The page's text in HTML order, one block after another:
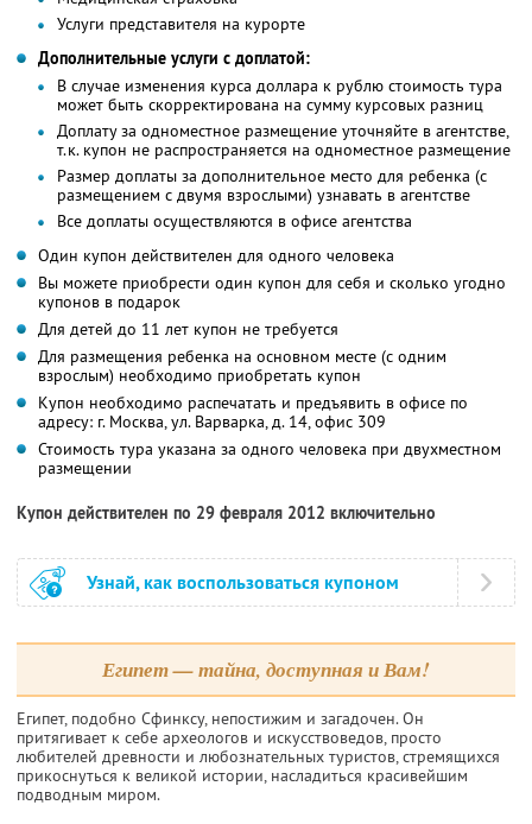
Услуги представителя на курорте
Дополнительные услуги с доплатой:
В случае изменения курса доллара к рублю стоимость тура
может быть скорректирована на сумму курсовых разниц
Доплату за одноместное размещение уточняйте в агентстве,
т.к. купон не распространяется на одноместное размещение
Размер доплаты за дополнительное место для ребенка (с
размещением с двумя взрослыми) узнавать в агентстве
Все доплаты осуществляются в офисе агентства
Один купон действителен для одного человека
Вы можете приобрести один купон для себя и сколько угодно
купонов в подарок
Для детей до 11 лет купон не требуется
Для размещения ребенка на основном месте (с одним
взрослым) необходимо приобретать купон
Купон необходимо распечатать и предъявить в офисе по
адресу: г. Москва, ул. Варварка, д. 14, офис 309
Стоимость тура указана за одного человека при двухместном
размещении
Купон действителен по 29 февраля 2012 включительно
Узнай, как воспользоваться купоном
Египет — тайна, доступная и Вам!
Египет, подобно Сфинксу, непостижим и загадочен. Он
притягивает к себе археологов и искусствоведов, просто
любителей древности и любознательных туристов, стремящихся
прикоснуться к великой истории, насладиться красивейшим
подводным миром.